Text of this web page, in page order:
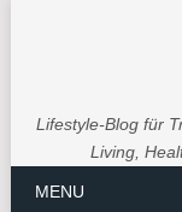
Lifestyle-Blog für
Living,
MENU